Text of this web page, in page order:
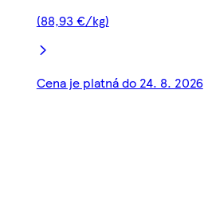
(88,93 €/kg)
Cena je platná do 24. 8. 2026